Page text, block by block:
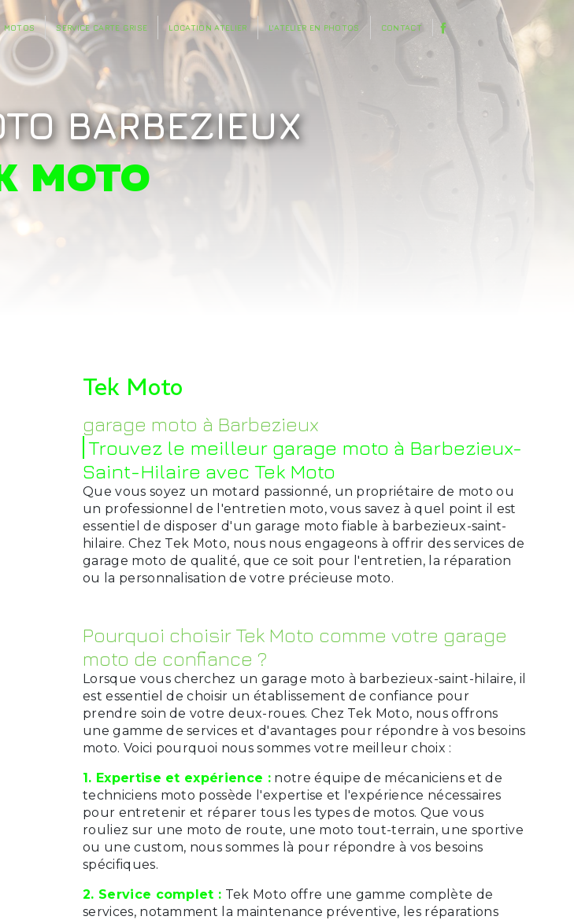
MOTOS SERVICE CARTE GRISE LOCATION ATELIER L'ATELIER EN PHOTOS CONTACT
BARBEZIEUX
MOTO
Tek Moto
garage moto à Barbezieux
Trouvez le meilleur garage moto à Barbezieux-
Saint-Hilaire avec Tek Moto
Que vous soyez un motard passionné, un propriétaire de moto ou
un professionnel de l'entretien moto, vous savez à quel point il est
essentiel de disposer d'un garage moto fiable à barbezieux-saint-
hilaire. Chez Tek Moto, nous nous engageons à offrir des services de
garage moto de qualité, que ce soit pour l'entretien, la réparation
ou la personnalisation de votre précieuse moto.
Pourquoi choisir Tek Moto comme votre garage
moto de confiance ?
Lorsque vous cherchez un garage moto à barbezieux-saint-hilaire, il
est essentiel de choisir un établissement de confiance pour
prendre soin de votre deux-roues. Chez Tek Moto, nous offrons
une gamme de services et d'avantages pour répondre à vos besoins
moto. Voici pourquoi nous sommes votre meilleur choix :
1. Expertise et expérience :notre équipe de mécaniciens et de
techniciens moto possède l'expertise et l'expérience nécessaires
pour entretenir et réparer tous les types de motos. Que vous
rouliez sur une moto de route, une moto tout-terrain, une sportive
ou une custom, nous sommes là pour répondre à vos besoins
spécifiques.
2. Service complet : Tek Moto offre une gamme complète de
services, notamment la maintenance préventive, les réparations